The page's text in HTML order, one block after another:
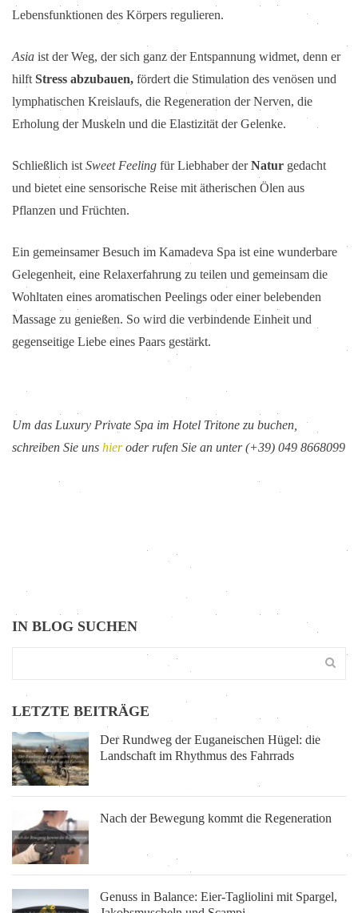
Lebensfunktionen des Körpers regulieren.
Asia ist der Weg, der sich ganz der Entspannung widmet, denn er
hilft Stress abzubauen, fördert die Stimulation des venösen und
lymphatischen Kreislaufs, die Regeneration der Nerven, die
Erholung der Muskeln und die Elastizität der Gelenke.
Schließlich ist Sweet Feeling für Liebhaber derNatur gedacht
und bietet eine sensorische Reise mit ätherischen Ölen aus
Pflanzen und Früchten.
Ein gemeinsamer Besuch im Kamadeva Spa ist eine wunderbare
Gelegenheit, eine Relaxerfahrung zu teilen und gemeinsam die
Wohltaten eines aromatischen Peelings oder einer belebenden
Massage zu genießen. So wird die verbindende Einheit und
gegenseitige Liebe eines Paars gestärkt.
Um das Luxury Private Spa im Hotel Tritone zu buchen,
schreiben Sie uns hieroder rufen Sie an unter (+39) 049 8668099
IN BLOG SUCHEN
LETZTE BEITRÄGE
Der Rundweg der Euganeischen Hügel: die
Landschaft im Rhythmus des Fahrrads
Nach der Bewegung kommt die Regeneration
Genuss in Balance: Eier-Tagliolini mit Spargel,